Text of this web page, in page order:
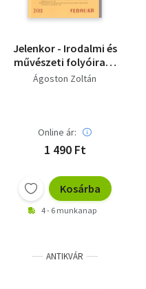
Jelenkor - Irodalmi és
művészeti folyóirat -
2011. február
Ágoston Zoltán
Online ár:
1 490 Ft
Kosárba
4 - 6 munkanap
ANTIKVÁR